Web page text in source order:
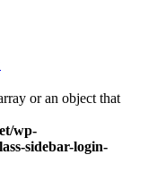
or an object that
wp-
sidebar-login-